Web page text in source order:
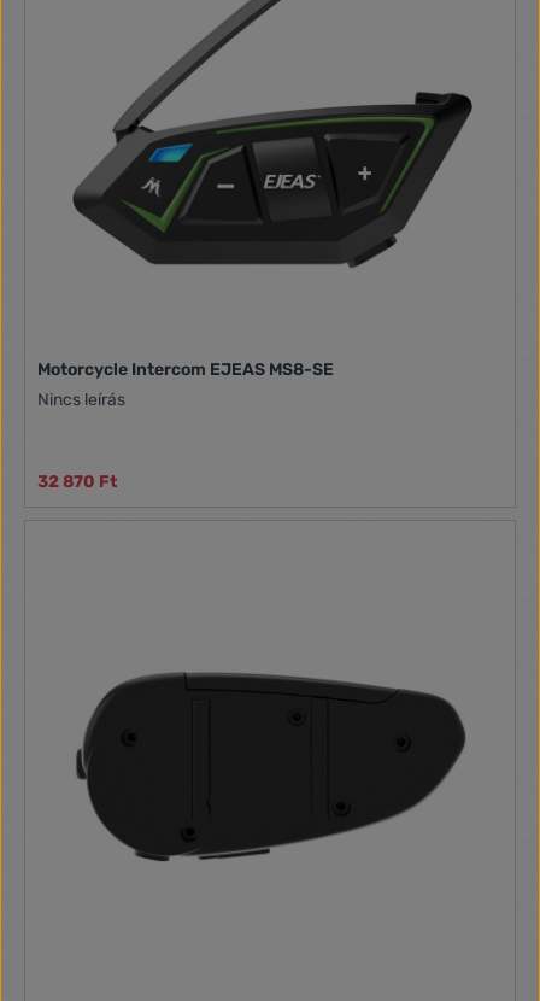
Motorcycle Intercom EJEAS MS8-SE
Nincs leírás
32 870 Ft